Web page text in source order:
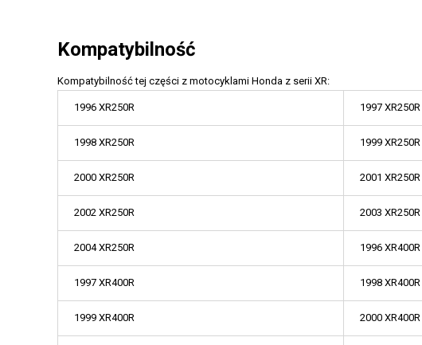
Kompatybilność
Kompatybilność tej części z motocyklami Honda z serii XR:
1996 XR250R 1997 XR250R
1998 XR250R 1999 XR250R
2000 XR250R 2001 XR250R
2002 XR250R 2003 XR250R
2004 XR250R 1996 XR400R
1997 XR400R 1998 XR400R
1999 XR400R 2000 XR400R